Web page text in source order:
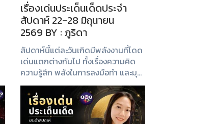
เรื่องเด่นประเด็นเด็ดประจำ
สัปดาห์ 22-28 มิถุนายน
2569 BY : ภูริดา
สัปดาห์นี้แต่ละวันเกิดมีพลังงานที่โดด
เด่นแตกต่างกันไป ทั้งเรื่องความคิด
ความรู้สึก พลังในการลงมือทำ และมุม
มองต่อชีวิต ลองเช็กกันว่าประเด็นไหน
กำลังเกิดขึ้นกับคุณ